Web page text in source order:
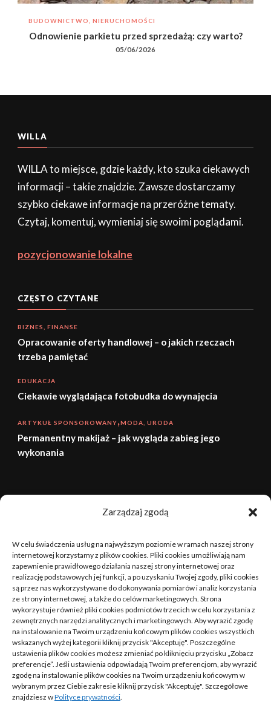
Zarządzaj zgodą
W celu świadczenia usług na najwyższym poziomie w ramach naszej strony
internetowej korzystamy z plików cookies. Pliki cookies umożliwiają nam
zapewnienie prawidłowego działania naszej strony internetowej oraz
realizację podstawowych jej funkcji, a po uzyskaniu Twojej zgody, pliki cookies
są przez nas wykorzystywane do dokonywania pomiarów i analiz korzystania
ze strony internetowej, a także do celów marketingowych. Strona
wykorzystuje również pliki cookies podmiotów trzecich w celu korzystania z
zewnętrznych narzędzi analitycznych i marketingowych. Aby wyrazić zgodę
na instalowanie na Twoim urządzeniu końcowym plików cookies wszystkich
wskazanych wyżej kategorii kliknij przycisk "Akceptuję". Poszczególne
ustawienia plików cookies możesz zmieniać po kliknięciu przycisku „Zobacz
preferencje”. Jeśli ustawienia odpowiadają Twoim preferencjom, aby wyrazić
zgodę na instalowanie plików cookies na Twoim urządzeniu końcowym w
wybranym przez Ciebie zakresie kliknij przycisk "Akceptuję". Szczegółowe
znajdziesz wPolityce prywatności.
BUDOWNICTWO, NIERUCHOMOŚCI
Odnowienie parkietu przed sprzedażą: czy warto?
05/06/2026
WILLA
WILLA to miejsce, gdzie każdy, kto szuka ciekawych
informacji – takie znajdzie. Zawsze dostarczamy
szybko ciekawe informacje na przeróżne tematy.
Czytaj, komentuj, wymieniaj się swoimi poglądami.
pozycjonowanie lokalne
CZĘSTO CZYTANE
BIZNES, FINANSE
Opracowanie oferty handlowej – o jakich rzeczach
trzeba pamiętać
EDUKACJA
Ciekawie wyglądająca fotobudka do wynajęcia
ARTYKUŁ SPONSOROWANY MODA, URODA
Permanentny makijaż – jak wygląda zabieg jego
wykonania
sierpień 2026
3 4 5 6 7 8 9
10 11 12 13 14 15 16
17 18 19 20 21 22 23
24 25 26 27 28 29 30
31